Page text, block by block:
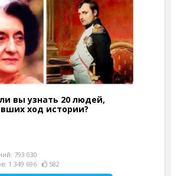
вы узнать 20 людей,
ход истории?
793 030
1 349 696
582